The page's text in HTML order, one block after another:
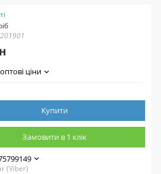
ціни
Купити
Замовити в 1 клік
(Viber)